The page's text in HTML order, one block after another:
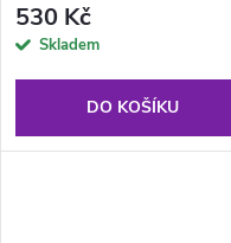
530 Kč
Skladem
DO KOŠÍKU